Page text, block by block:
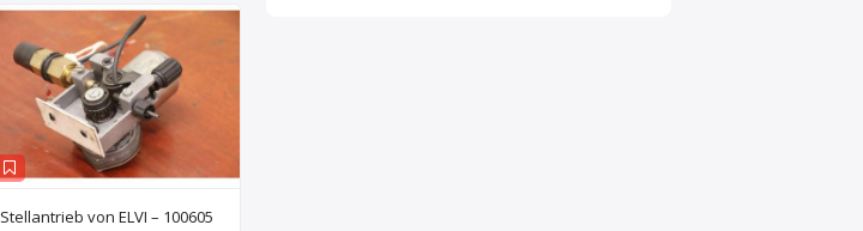
Stellantrieb von ELVI – 100605